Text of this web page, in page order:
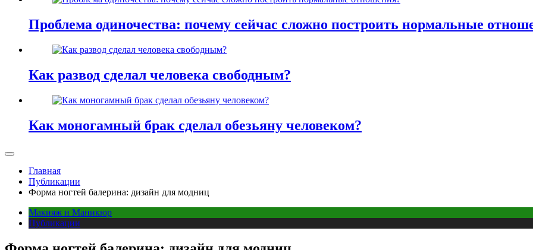
Проблема одиночества: почему сейчас сложно построить нормальные
Как развод сделал человека свободным?
Как моногамный брак сделал обезьяну человеком?
Главная
Публикации
Форма ногтей балерина: дизайн для модниц
Макияж и Маникюр
Публикации